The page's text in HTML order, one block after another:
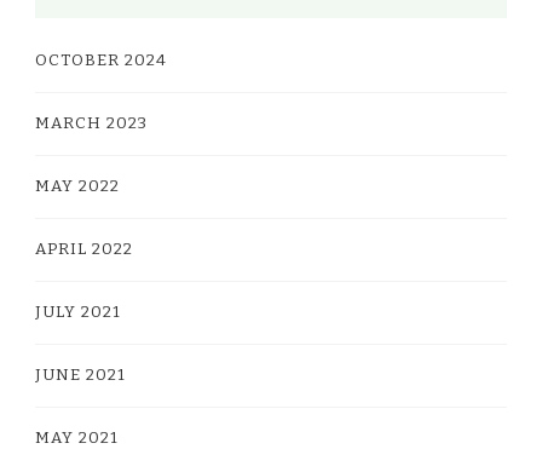
OCTOBER 2024
MARCH 2023
MAY 2022
APRIL 2022
JULY 2021
JUNE 2021
MAY 2021